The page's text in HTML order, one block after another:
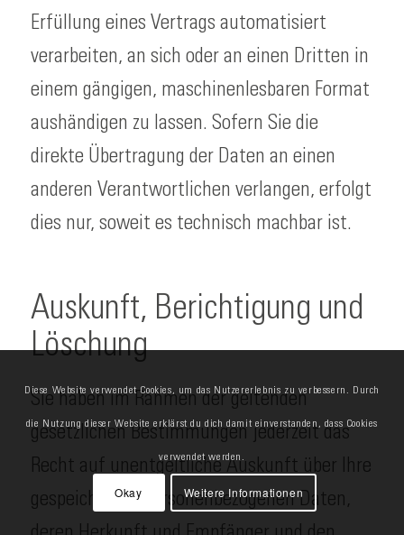
Erfüllung eines Vertrags automatisiert
verarbeiten, an sich oder an einen Dritten in
einem gängigen, maschinenlesbaren Format
aushändigen zu lassen. Sofern Sie die
direkte Übertragung der Daten an einen
anderen Verantwortlichen verlangen, erfolgt
dies nur, soweit es technisch machbar ist.
Auskunft, Berichtigung und
Löschung
Sie haben im Rahmen der geltenden
gesetzlichen Bestimmungen jederzeit das
Recht auf unentgeltliche Auskunft über Ihre
gespeicherten personenbezogenen Daten,
Diese Website verwendet Cookies, um das Nutzererlebnis zu verbessern. Durch
die Nutzung dieser Website erklärst du dich damit einverstanden, dass Cookies
verwendet werden.
Okay Weitere Informationen